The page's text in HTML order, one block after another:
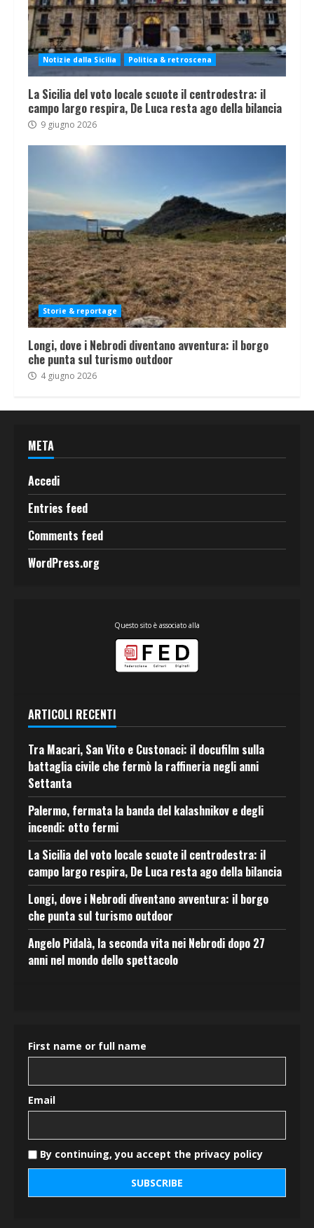
Notizie dalla Sicilia Politica & retroscena
La Sicilia del voto locale scuote il centrodestra: il
campo largo respira, De Luca resta ago della bilancia
9 giugno 2026
Storie & reportage
Longi, dove i Nebrodi diventano avventura: il borgo
che punta sul turismo outdoor
4 giugno 2026
META
Accedi
Entries feed
Comments feed
WordPress.org
Questo sito è associato alla
ARTICOLI RECENTI
Tra Macari, San Vito e Custonaci: il docufilm sulla
battaglia civile che fermò la raffineria negli anni
Settanta
Palermo, fermata la banda del kalashnikov e degli
incendi: otto fermi
La Sicilia del voto locale scuote il centrodestra: il
campo largo respira, De Luca resta ago della bilancia
Longi, dove i Nebrodi diventano avventura: il borgo
che punta sul turismo outdoor
Angelo Pidalà, la seconda vita nei Nebrodi dopo 27
anni nel mondo dello spettacolo
First name or full name
Email
By continuing, you accept the privacy policy